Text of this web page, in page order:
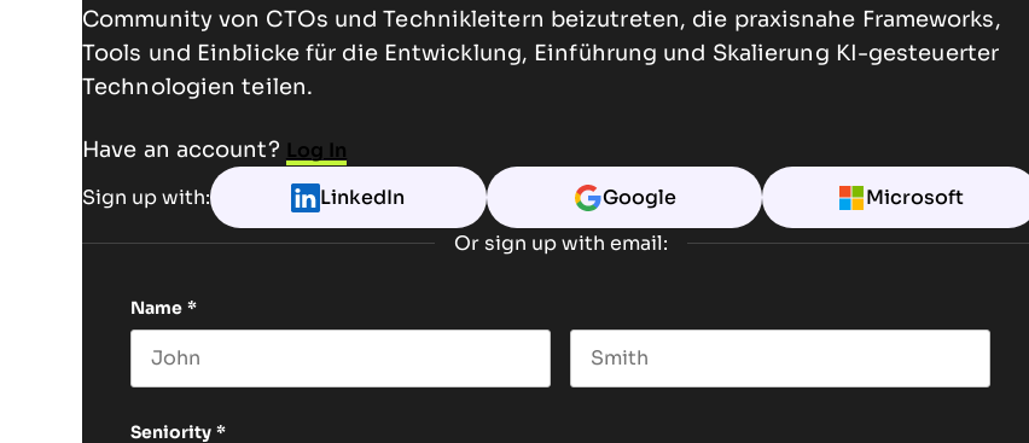
Community von CTOs und Technikleitern beizutreten, die praxisnahe Frameworks,
Tools und Einblicke für die Entwicklung, Einführung und Skalierung KI-gesteuerter
Technologien teilen.
Have an account? Log In
Sign up with: LinkedIn Google Microsoft
Or sign up with email:
Name *
Seniority *